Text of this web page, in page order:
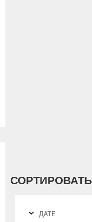
СОРТИРОВАТЬ
ДАТЕ